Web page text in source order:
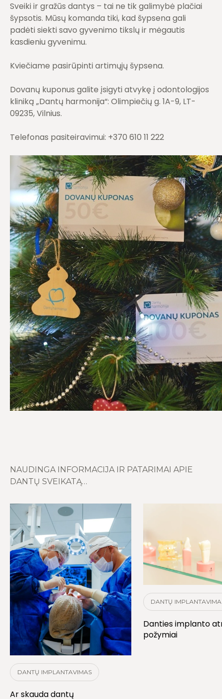
Sveiki ir gražūs dantys – tai ne tik galimybė plačiai
šypsotis. Mūsų komanda tiki, kad šypsena gali
padėti siekti savo gyvenimo tikslų ir mėgautis
kasdieniu gyvenimu.
Kviečiame pasirūpinti artimųjų šypsena.
Dovanų kuponus galite įsigyti atvykę į odontologijos
kliniką „Dantų harmonija“: Olimpiečių g. 1A-9, LT-
09235, Vilnius.
Telefonas pasiteiravimui: +370 610 11 222
NAUDINGA INFORMACIJA IR PATARIMAI APIE
DANTŲ SVEIKATĄ…
DANTŲ IMPLANTAVIMAS
Ar skauda dantų
DANTŲ
Danties implanto
požymiai